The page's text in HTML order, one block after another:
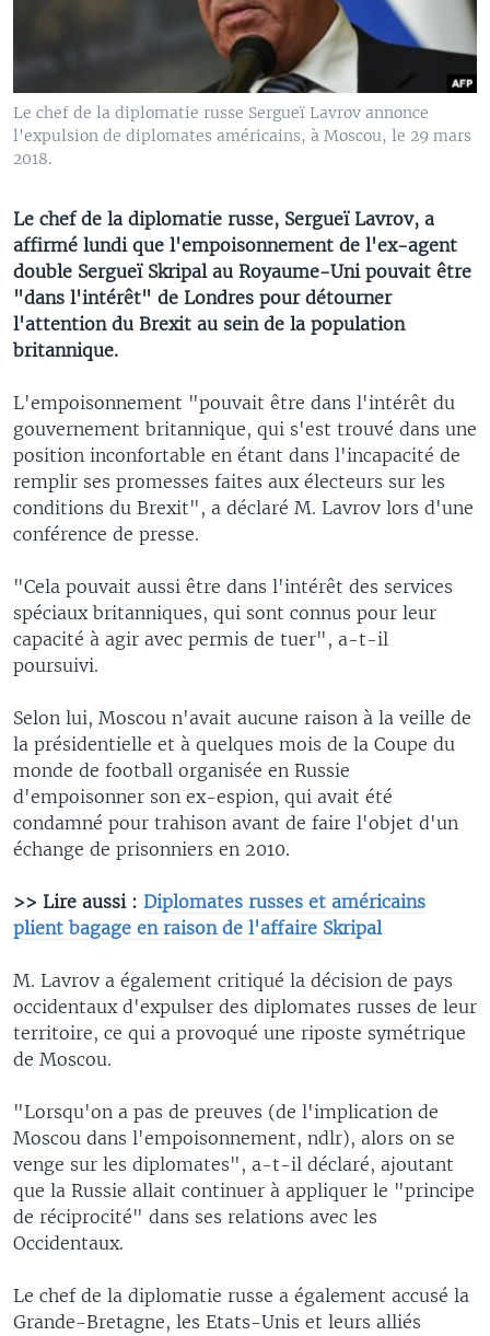
Le chef de la diplomatie russe Sergueï Lavrov annonce
l'expulsion de diplomates américains, à Moscou, le 29 mars
2018.
Le chef de la diplomatie russe, Sergueï Lavrov, a
affirmé lundi que l'empoisonnement de l'ex-agent
double Sergueï Skripal au Royaume-Uni pouvait être
"dans l'intérêt" de Londres pour détourner
l'attention du Brexit au sein de la population
britannique.
L'empoisonnement "pouvait être dans l'intérêt du
gouvernement britannique, qui s'est trouvé dans une
position inconfortable en étant dans l'incapacité de
remplir ses promesses faites aux électeurs sur les
conditions du Brexit", a déclaré M. Lavrov lors d'une
conférence de presse.
"Cela pouvait aussi être dans l'intérêt des services
spéciaux britanniques, qui sont connus pour leur
capacité à agir avec permis de tuer", a-t-il
poursuivi.
Selon lui, Moscou n'avait aucune raison à la veille de
la présidentielle et à quelques mois de la Coupe du
monde de football organisée en Russie
d'empoisonner son ex-espion, qui avait été
condamné pour trahison avant de faire l'objet d'un
échange de prisonniers en 2010.
>> Lire aussi : Diplomates russes et américains
plient bagage en raison de l'affaire Skripal
M. Lavrov a également critiqué la décision de pays
occidentaux d'expulser des diplomates russes de leur
territoire, ce qui a provoqué une riposte symétrique
de Moscou.
"Lorsqu'on a pas de preuves (de l'implication de
Moscou dans l'empoisonnement, ndlr), alors on se
venge sur les diplomates", a-t-il déclaré, ajoutant
que la Russie allait continuer à appliquer le "principe
de réciprocité" dans ses relations avec les
Occidentaux.
Le chef de la diplomatie russe a également accusé la
Grande-Bretagne, les Etats-Unis et leurs alliés